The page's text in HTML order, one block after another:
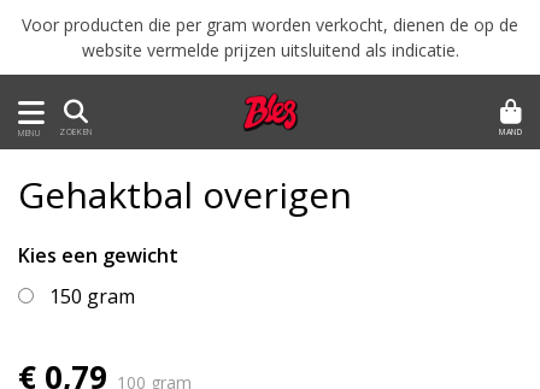
Voor producten die per gram worden verkocht, dienen de op de
website vermelde prijzen uitsluitend als indicatie.
MENU ZOEKEN MAND
Gehaktbal overigen
Kies een gewicht
150 gram
€ 0,79 100 gram